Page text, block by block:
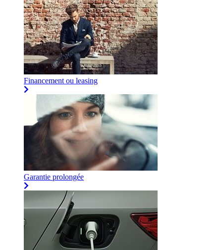
Financement ou leasing
Garantie prolongée